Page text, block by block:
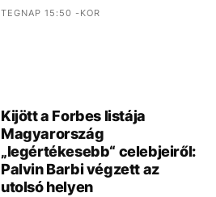
TEGNAP 15:50 -KOR
Kijött a Forbes listája
Magyarország
„legértékesebb“ celebjeiről:
Palvin Barbi végzett az
utolsó helyen